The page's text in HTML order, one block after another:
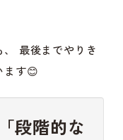
最後までやりき
ます😊
段階的な